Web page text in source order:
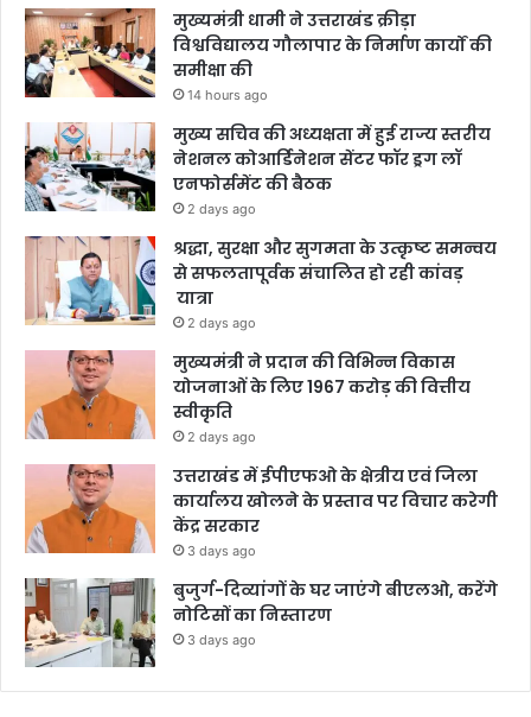
मुख्यमंत्री धामी ने उत्तराखंड क्रीड़ा
विश्वविद्यालय गौलापार के निर्माण कार्यों की
समीक्षा की
14 hours ago
मुख्य सचिव की अध्यक्षता में हुई राज्य स्तरीय
नेशनल कोआर्डिनेशन सेंटर फॉर ड्रग लॉ
एनफोर्समेंट की बैठक
2 days ago
श्रद्धा, सुरक्षा और सुगमता के उत्कृष्ट समन्वय
से सफलतापूर्वक संचालित हो रही कांवड़
यात्रा
2 days ago
मुख्यमंत्री ने प्रदान की विभिन्न विकास
योजनाओं के लिए 1967 करोड़ की वित्तीय
स्वीकृति
2 days ago
उत्तराखंड में ईपीएफओ के क्षेत्रीय एवं जिला
कार्यालय खोलने के प्रस्ताव पर विचार करेगी
केंद्र सरकार
3 days ago
बुजुर्ग-दिव्यांगों के घर जाएंगे बीएलओ, करेंगे
नोटिसों का निस्तारण
3 days ago